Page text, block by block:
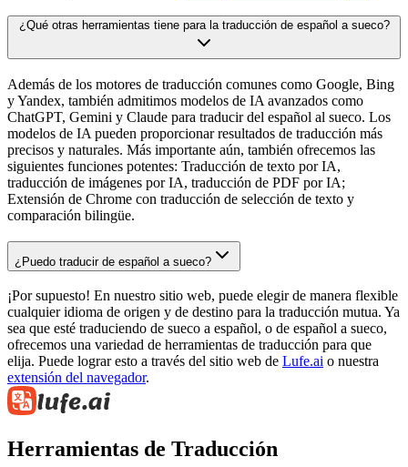
¿Qué otras herramientas tiene para la traducción de español a sueco?
Además de los motores de traducción comunes como Google, Bing
y Yandex, también admitimos modelos de IA avanzados como
ChatGPT, Gemini y Claude para traducir del español al sueco. Los
modelos de IA pueden proporcionar resultados de traducción más
precisos y naturales. Más importante aún, también ofrecemos las
siguientes funciones potentes: Traducción de texto por IA,
traducción de imágenes por IA, traducción de PDF por IA;
Extensión de Chrome con traducción de selección de texto y
comparación bilingüe.
¿Puedo traducir de español a sueco?
¡Por supuesto! En nuestro sitio web, puede elegir de manera flexible
cualquier idioma de origen y de destino para la traducción mutua. Ya
sea que esté traduciendo de sueco a español, o de español a sueco,
ofrecemos una variedad de herramientas de traducción para que
elija. Puede lograr esto a través del sitio web de Lufe.ai o nuestra
extensión del navegador.
Herramientas de Traducción